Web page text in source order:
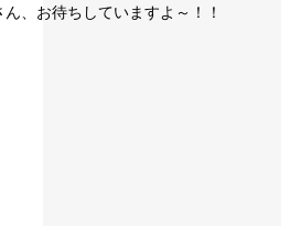
、お待ちしていますよ～！！